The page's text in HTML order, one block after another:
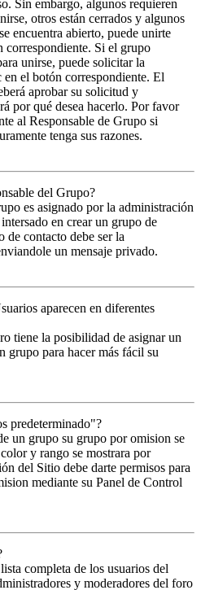
Sin embargo, algunos requieren
otros están cerrados y algunos
encuentra abierto, puede unirte
correspondiente. Si el grupo
unirse, puede solicitar la
el botón correspondiente. El
aprobar su solicitud y
por qué desea hacerlo. Por favor
al Responsable de Grupo si
tenga sus razones.
del Grupo?
es asignado por la administración
en crear un grupo de
de contacto debe ser la
un mensaje privado.
aparecen en diferentes
tiene la posibilidad de asignar un
grupo para hacer más fácil su
predeterminado"?
un grupo su grupo por omision se
y rango se mostrara por
del Sitio debe darte permisos para
mediante su Panel de Control
completa de los usuarios del
y moderadores del foro